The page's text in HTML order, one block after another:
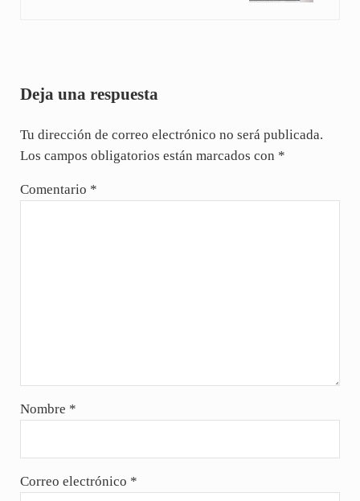
Deja una respuesta
Tu dirección de correo electrónico no será publicada.
Los campos obligatorios están marcados con *
Comentario *
Nombre *
Correo electrónico *